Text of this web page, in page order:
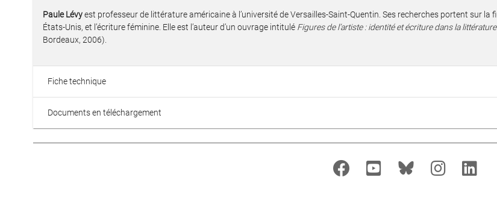
Paule Lévyest professeur de littérature américaine à l’université de Versailles-Saint-Quentin. Ses recherches portent sur
États-Unis, et l’écriture féminine. Elle est l’auteur d’un ouvrage intitulé Figures de l’artiste : identité et écriture dans la
Bordeaux, 2006).
Fiche technique
Documents en téléchargement